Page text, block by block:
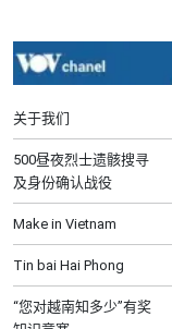
关于我们
500昼夜烈士遗骸搜寻
及身份确认战役
Make in Vietnam
Tin bai Hai Phong
“您对越南知多少”有奖